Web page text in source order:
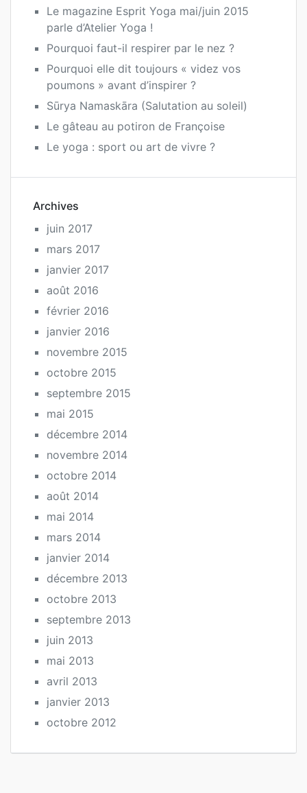
Le magazine Esprit Yoga mai/juin 2015
parle d’Atelier Yoga !
Pourquoi faut-il respirer par le nez ?
Pourquoi elle dit toujours « videz vos
poumons » avant d’inspirer ?
Sūrya Namaskāra (Salutation au soleil)
Le gâteau au potiron de Françoise
Le yoga : sport ou art de vivre ?
Archives
juin 2017
mars 2017
janvier 2017
août 2016
février 2016
janvier 2016
novembre 2015
octobre 2015
septembre 2015
mai 2015
décembre 2014
novembre 2014
octobre 2014
août 2014
mai 2014
mars 2014
janvier 2014
décembre 2013
octobre 2013
septembre 2013
juin 2013
mai 2013
avril 2013
janvier 2013
octobre 2012